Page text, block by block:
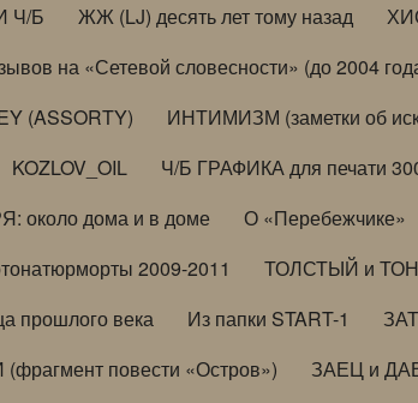
Ч/Б ЖЖ (LJ) десять лет тому назад
на «Сетевой словесности» (до 2004
(ASSORTY) ИНТИМИЗМ (заметки об
KOZLOV_OIL Ч/Б ГРАФИКА для печати
около дома и в доме О «Перебежчике»
2009-2011
ТОЛСТЫЙ и
прошлого века Из папки START-1
повести «Остров»)
ЗАЕЦ и